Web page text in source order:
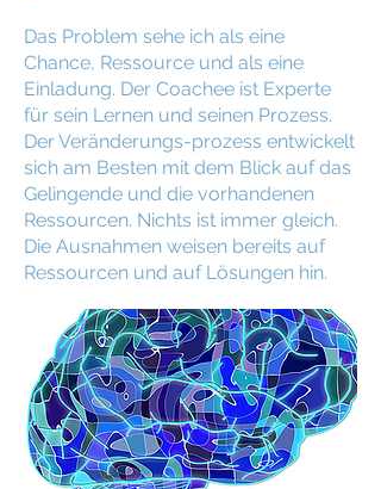
Das Problem sehe ich als eine
Chance, Ressource und als eine
Einladung. Der Coachee ist Experte
für sein Lernen und seinen Prozess.
Der Veränderungs-prozess entwickelt
sich am Besten mit dem Blick auf das
Gelingende und die vorhandenen
Ressourcen. Nichts ist immer gleich.
Die Ausnahmen weisen bereits auf
Ressourcen und auf Lösungen hin.